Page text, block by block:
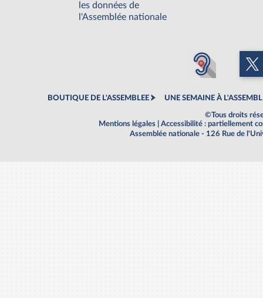
les données de
l'Assemblée nationale
BOUTIQUE DE L'ASSEMBLEE UNE SEMAINE À
©Tous droits
Mentions légales
Accessibilité : partiellement
Assemblée nationale - 126 Rue de